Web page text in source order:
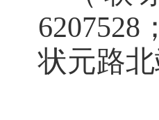
6207528
状元路